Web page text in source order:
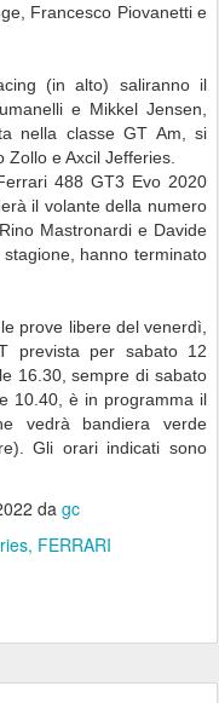
Francesco Piovanetti e
(in alto) saliranno il
e Mikkel Jensen,
nella classe GT Am, si
e Axcil Jefferies.
488 GT3 Evo 2020
il volante della numero
Mastronardi e Davide
hanno terminato
prove libere del venerdì,
prevista per sabato 12
16.30, sempre di sabato
10.40, è in programma il
vedrà bandiera verde
Gli orari indicati sono
da gc
FERRARI